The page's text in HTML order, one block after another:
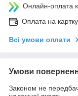
Онлайн-оплата
Оплата на
Всі умови оплати
Умови
Законом не